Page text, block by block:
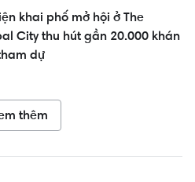
khai phố mở hội ở The
City thu hút gần 20.000 khán
dự
thêm